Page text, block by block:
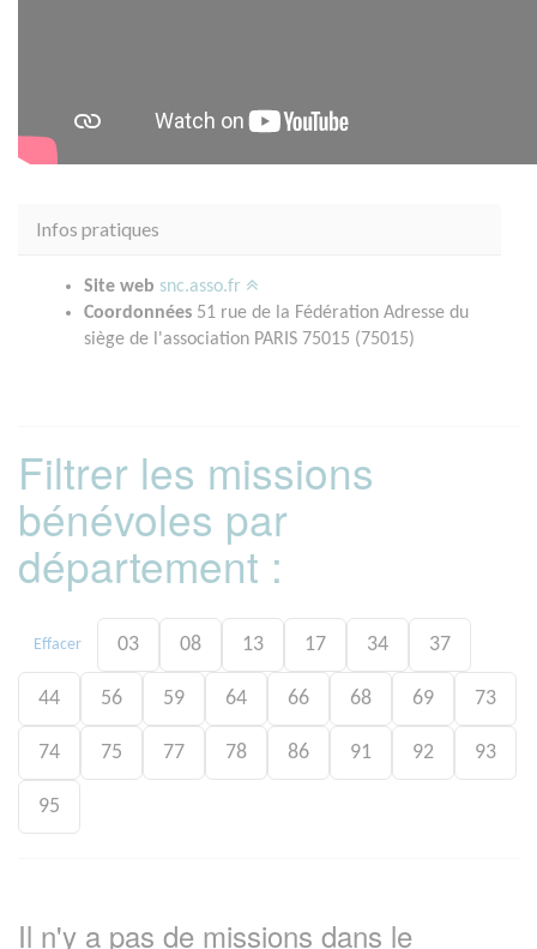
Infos pratiques
Site web snc.asso.fr
Coordonnées 51 rue de la Fédération Adresse du
siège de l'association PARIS 75015 (75015)
Filtrer les missions
bénévoles par
département :
Effacer 03 08 13 17 34 37
44 56 59 64 66 68 69 73
74 75 77 78 86 91 92 93
95
Il n'y a pas de missions dans le